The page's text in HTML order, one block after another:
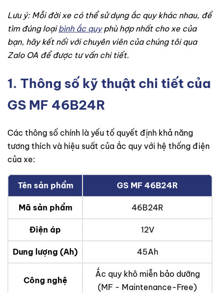
Lưu ý: Mỗi đời xe có thể sử dụng ắc quy khác nhau, để
tìm đúng loạibình ắc quyphù hợp nhất cho xe của
bạn, hãy kết nối với chuyên viên của chúng tôi qua
Zalo OA để được tư vấn chi tiết.
1. Thông số kỹ thuật chi tiết của
GS MF 46B24R
Các thông số chính là yếu tố quyết định khả năng
tương thích và hiệu suất của ắc quy với hệ thống điện
của xe:
Tên sản phẩm GS MF 46B24R
Mã sản phẩm 46B24R
Điện áp 12V
Dung lượng (Ah) 45Ah
Công nghệ
Ắc quy khô miễn bảo dưỡng
(MF - Maintenance-Free)